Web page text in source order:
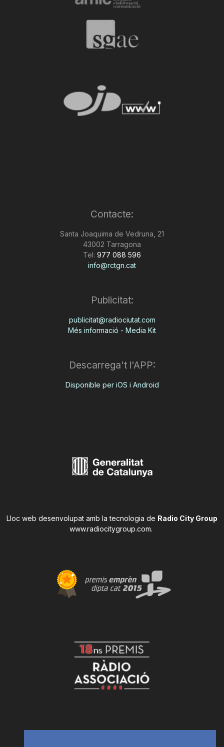
Contacte:
Santa Joaquima de Vedruna, 21
43002 Tarragona
Tel: 977 088 596
info@rctgn.cat
Publicitat:
publicitat@radiociutat.com
Més informació - Media Kit
Descarrega't l'APP:
Disponible per iOS i Android
Lloc web desenvolupat amb la tecnologia de Radio City Group
www.radiocitygroup.com.